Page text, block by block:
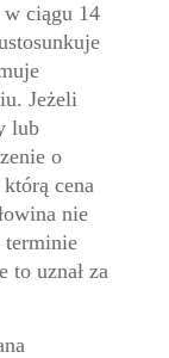
w ciągu 14
Jeżeli
lub
o
cena
nie
terminie
to uznał za